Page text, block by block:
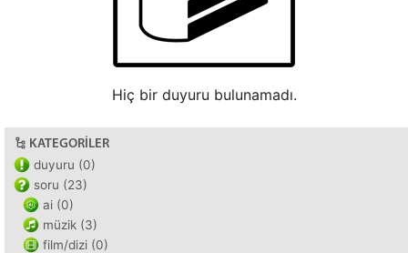
Hiç bir duyuru bulunamadı.
KATEGORILER
duyuru (0)
soru (23)
ai (0)
müzik (3)
film/dizi (0)